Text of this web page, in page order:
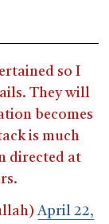
so I
They will
becomes
is much
directed at
April 22,